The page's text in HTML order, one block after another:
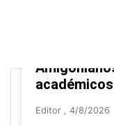
Editor , 4/8/2026